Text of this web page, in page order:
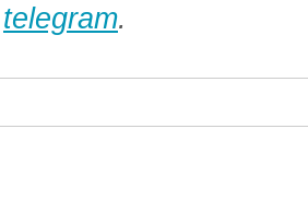
telegram.